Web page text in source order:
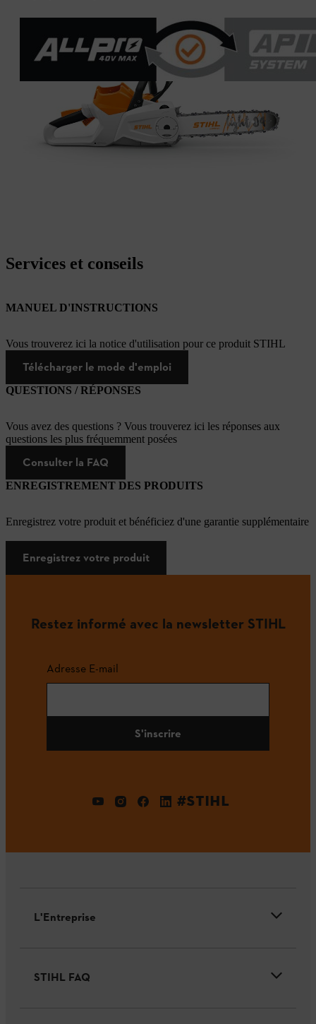
Services et conseils
MANUEL D'INSTRUCTIONS
Vous trouverez ici la notice d'utilisation pour ce produit STIHL
Télécharger le mode d'emploi
QUESTIONS / RÉPONSES
Vous avez des questions ? Vous trouverez ici les réponses aux
questions les plus fréquemment posées
Consulter la FAQ
ENREGISTREMENT DES PRODUITS
Enregistrez votre produit et bénéficiez d'une garantie supplémentaire
Enregistrez votre produit
Restez informé avec la newsletter STIHL
Adresse E-mail
S'inscrire
#STIHL
L'Entreprise
STIHL FAQ